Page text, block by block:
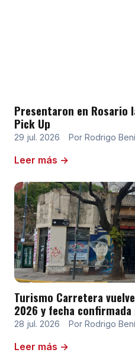
Presentaron en Rosario
Pick Up
29 jul. 2026 · Por Rodrigo
Leer más →
Turismo Carretera
2026 y fecha confirmada
28 jul. 2026 · Por Rodrigo
Leer más →